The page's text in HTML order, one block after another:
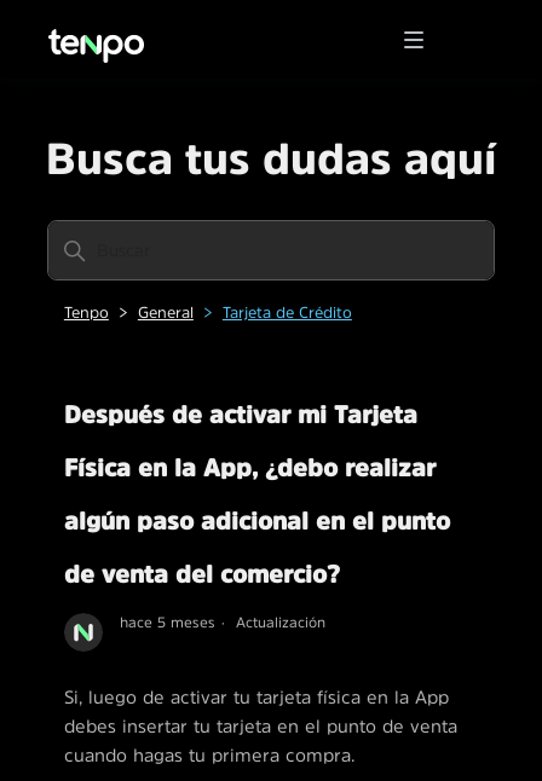
Busca tus dudas aquí
Tenpo General Tarjeta de Crédito
Después de activar mi Tarjeta
Física en la App, ¿debo realizar
algún paso adicional en el punto
de venta del comercio?
hace 5 meses Actualización
Si, luego de activar tu tarjeta física en la App
debes insertar tu tarjeta en el punto de venta
cuando hagas tu primera compra.